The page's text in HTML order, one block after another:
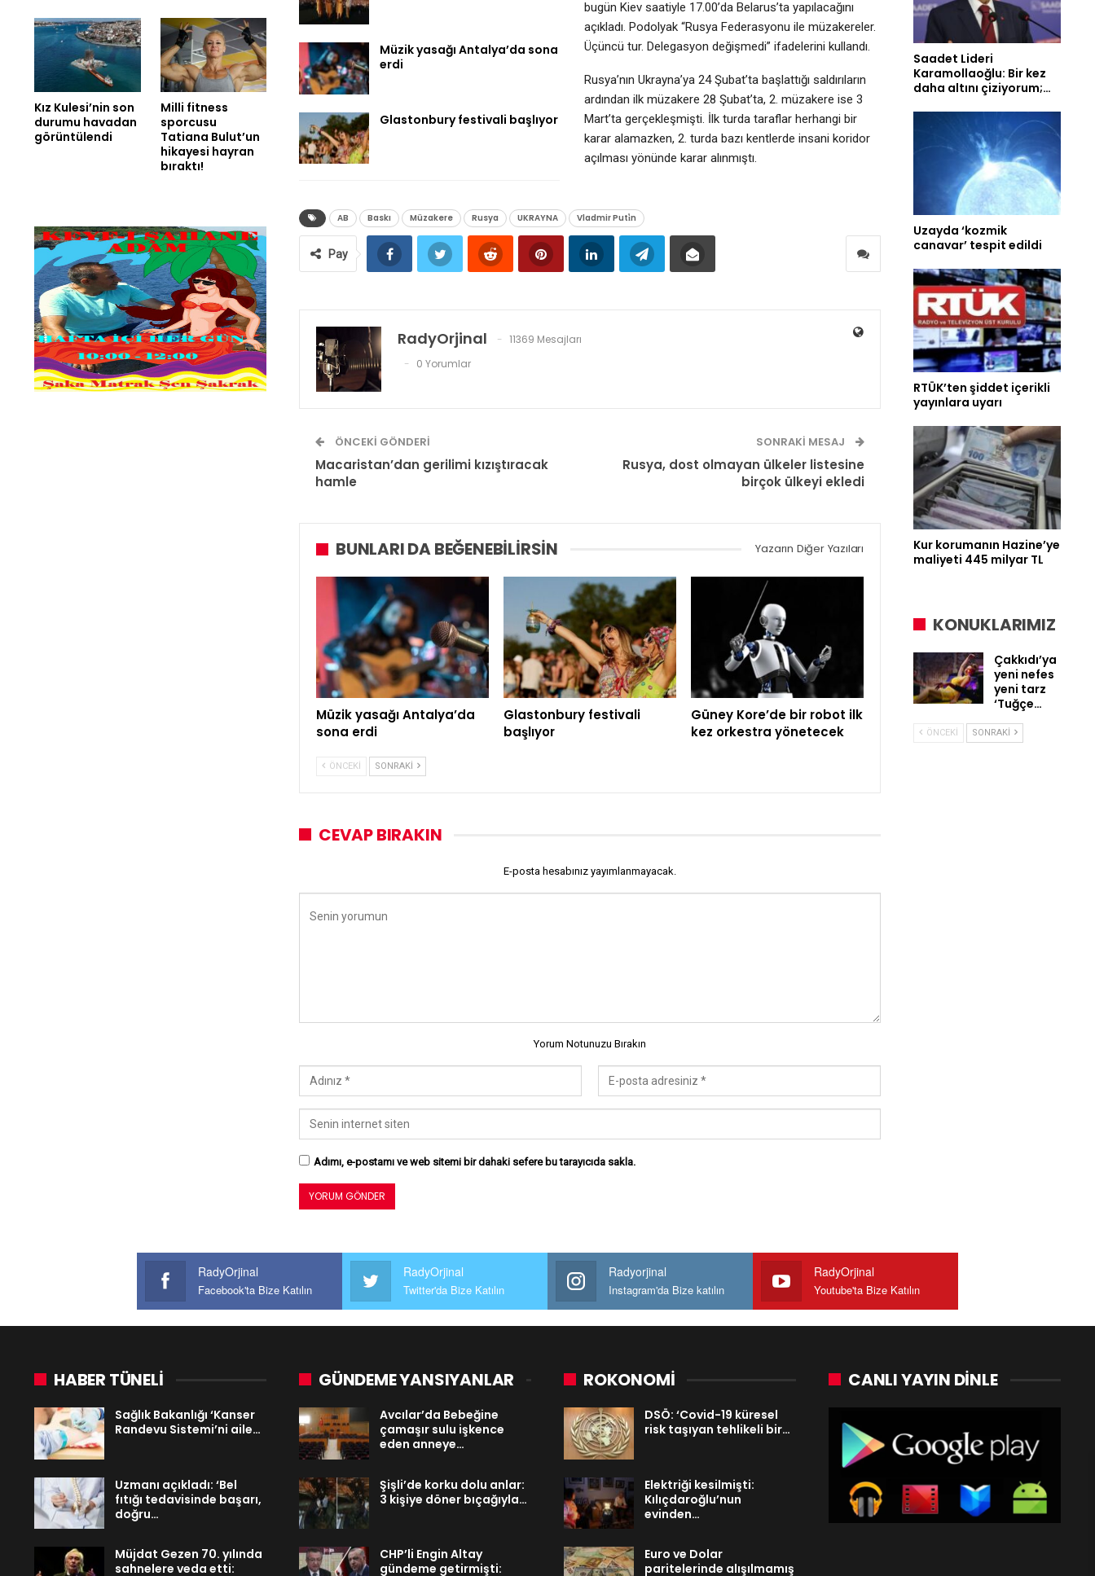
Müzik yasağı Antalya’da sona
erdi
Glastonbury festivali başlıyor
bugün Kiev saatiyle 17.00’da Belarus’ta yapılacağını
açıkladı. Podolyak “Rusya Federasyonu ile müzakereler.
Üçüncü tur. Delegasyon değişmedi” ifadelerini kullandı.
Rusya’nın Ukrayna’ya 24 Şubat’ta başlattığı saldırıların
ardından ilk müzakere 28 Şubat’ta, 2. müzakere ise 3
Mart’ta gerçekleşmişti. İlk turda taraflar herhangi bir
karar alamazken, 2. turda bazı kentlerde insani koridor
açılması yönünde karar alınmıştı.
AB Baskı Müzakere Rusya UKRAYNA Vladmir Puti̇n
Pay
RadyOrjinal
11369 Mesajları
0 Yorumlar
ÖNCEKI GÖNDERI
Macaristan’dan gerilimi kızıştıracak
hamle
SONRAKI MESAJ
Rusya, dost olmayan ülkeler listesine
birçok ülkeyi ekledi
BUNLARI DA BEĞENEBILIRSIN Yazarın Diğer Yazıları
Müzik yasağı Antalya’da
sona erdi
Glastonbury festivali
başlıyor
Güney Kore’de bir robot ilk
kez orkestra yönetecek
ÖNCEKI SONRAKI
CEVAP BIRAKIN
E-posta hesabınız yayımlanmayacak.
Yorum Notunuzu Bırakın
Adımı, e-postamı ve web sitemi bir dahaki sefere bu tarayıcıda sakla.
Kız Kulesi’nin son
durumu havadan
görüntülendi
Milli fitness
sporcusu
Tatiana Bulut’un
hikayesi hayran
bıraktı!
Saadet Lideri
Karamollaoğlu: Bir kez
daha altını çiziyorum;…
Uzayda ‘kozmik
canavar’ tespit edildi
RTÜK’ten şiddet içerikli
yayınlara uyarı
Kur korumanın Hazine’ye
maliyeti 445 milyar TL
KONUKLARIMIZ
Çakkıdı’ya
yeni nefes
yeni tarz
‘Tuğçe…
ÖNCEKI SONRAKI
RadyOrjinal
Facebook'ta Bize Katılın
RadyOrjinal
Twitter'da Bize Katılın
Radyorjinal
Instagram'da Bize katılın
RadyOrjinal
Youtube'ta Bize Katılın
HABER TÜNELİ
Sağlık Bakanlığı ‘Kanser
Randevu Sistemi’ni aile…
Uzmanı açıkladı: ‘Bel
fıtığı tedavisinde başarı,
doğru…
Müjdat Gezen 70. yılında
sahnelere veda etti:
GÜNDEME YANSIYANLAR
Avcılar’da Bebeğine
çamaşır sulu işkence
eden anneye…
Şişli’de korku dolu anlar:
3 kişiye döner bıçağıyla…
CHP’li Engin Altay
gündeme getirmişti:
ROKONOMİ
DSÖ: ‘Covid-19 küresel
risk taşıyan tehlikeli bir…
Elektriği kesilmişti:
Kılıçdaroğlu’nun
evinden…
Euro ve Dolar
paritelerinde alışılmamış
CANLI YAYIN DINLE